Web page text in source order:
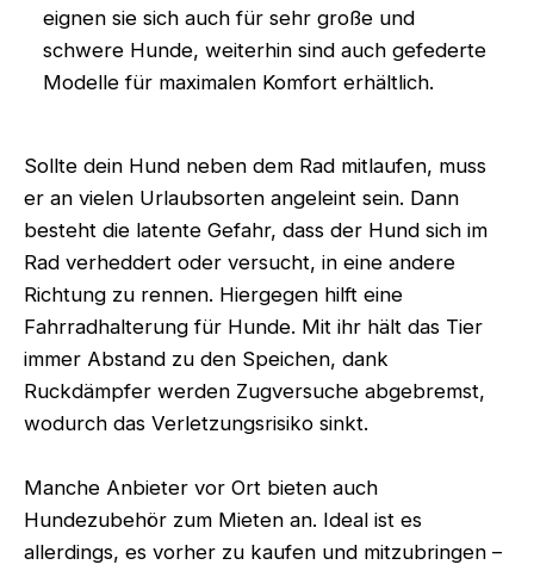
eignen sie sich auch für sehr große und
schwere Hunde, weiterhin sind auch gefederte
Modelle für maximalen Komfort erhältlich.
Sollte dein Hund neben dem Rad mitlaufen, muss
er an vielen Urlaubsorten angeleint sein. Dann
besteht die latente Gefahr, dass der Hund sich im
Rad verheddert oder versucht, in eine andere
Richtung zu rennen. Hiergegen hilft eine
Fahrradhalterung für Hunde. Mit ihr hält das Tier
immer Abstand zu den Speichen, dank
Ruckdämpfer werden Zugversuche abgebremst,
wodurch das Verletzungsrisiko sinkt.
Manche Anbieter vor Ort bieten auch
Hundezubehör zum Mieten an. Ideal ist es
allerdings, es vorher zu kaufen und mitzubringen –